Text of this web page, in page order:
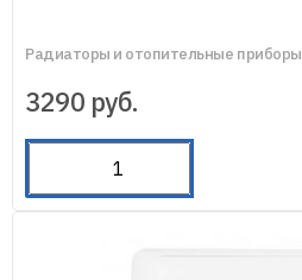
Радиаторы и отопительные приборы
3290 руб.